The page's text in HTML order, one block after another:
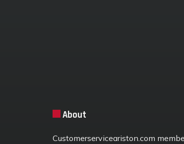
About
Customerserviceariston.com